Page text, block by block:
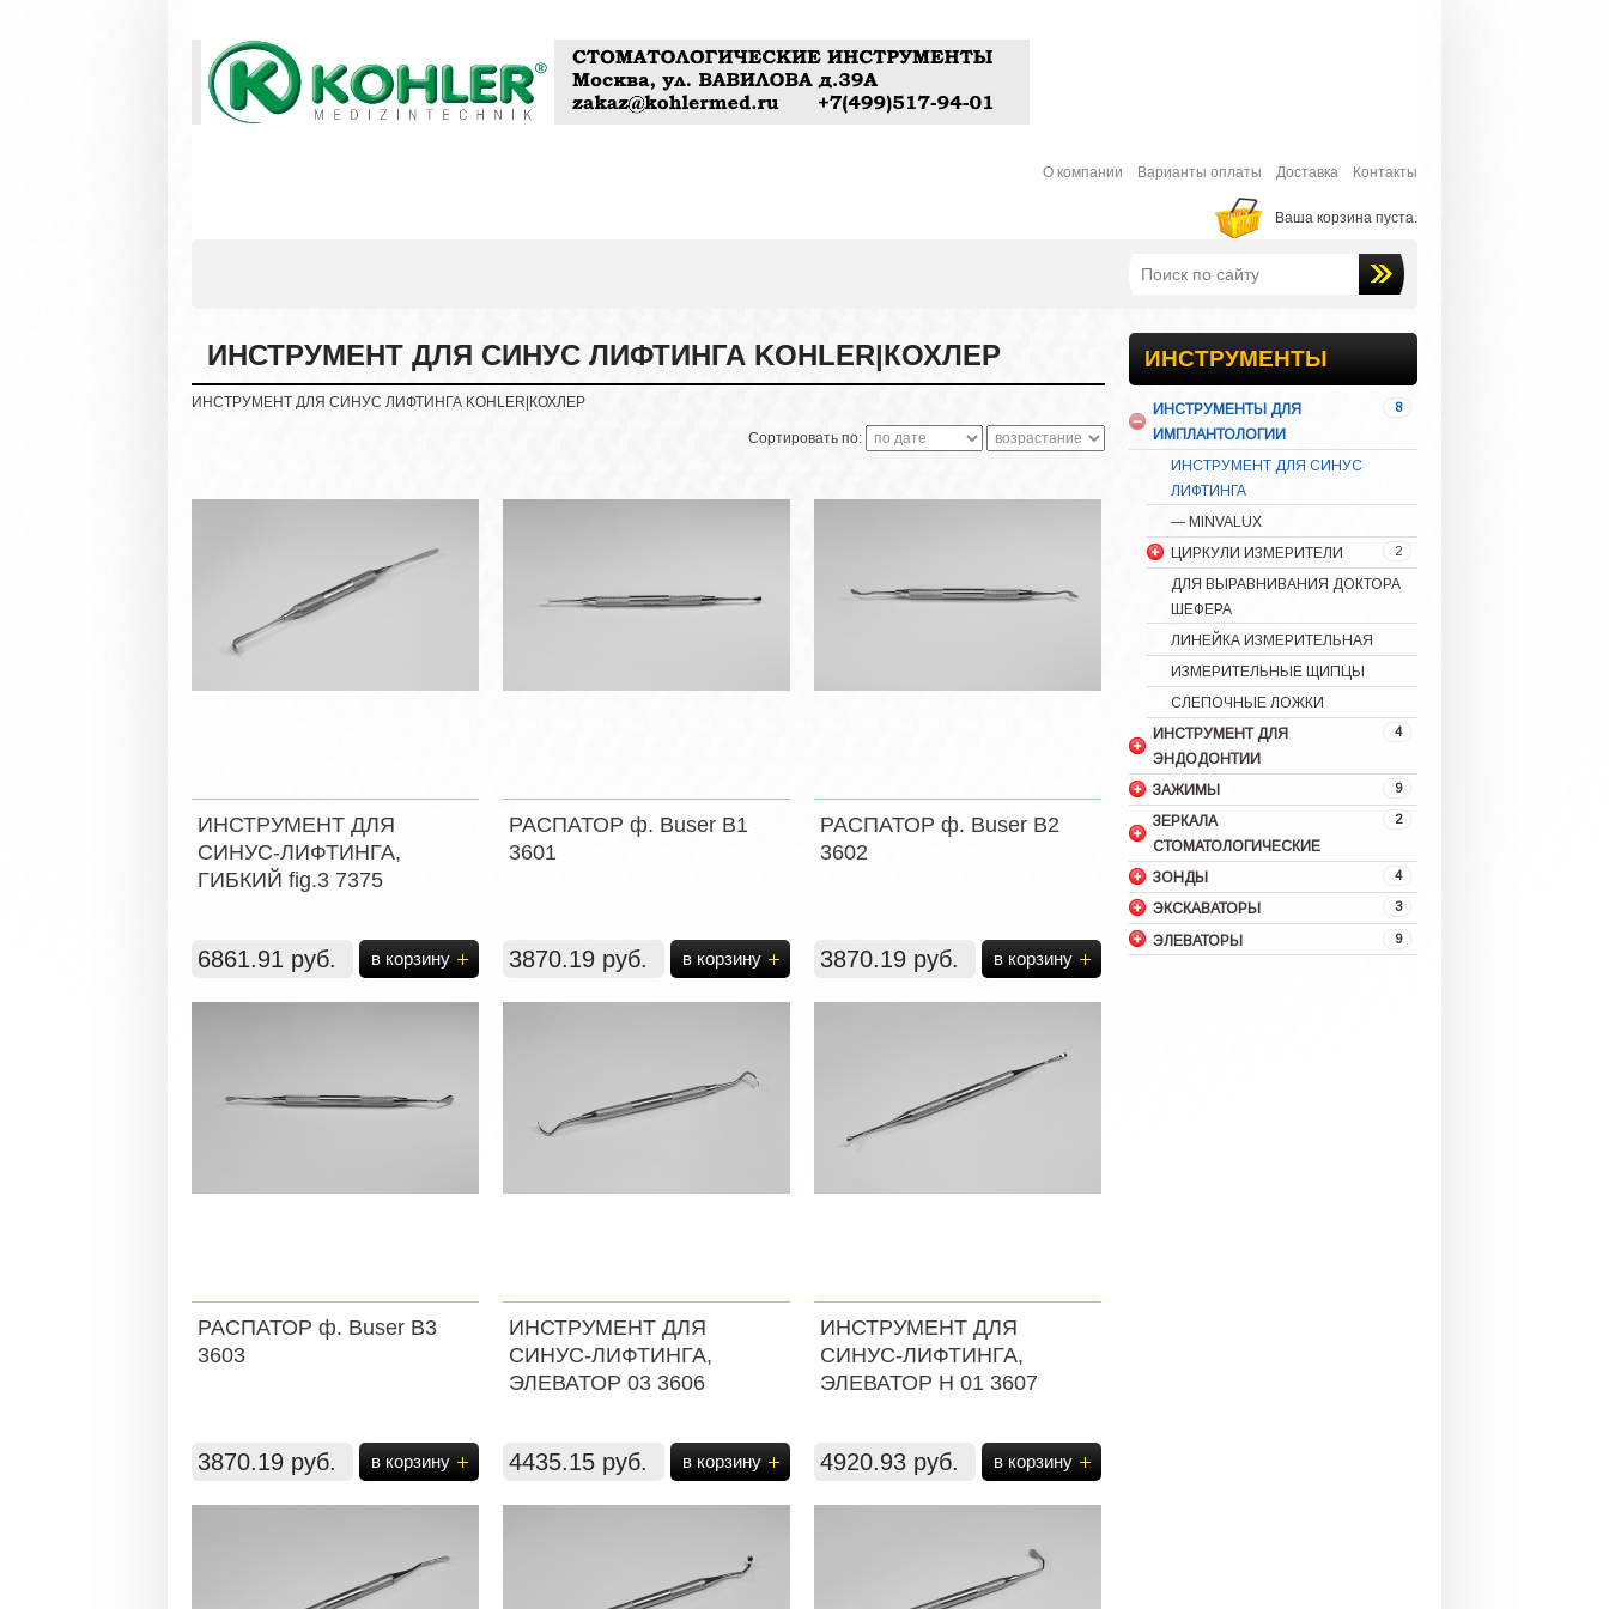
Контакты
Доставка
Варианты оплаты
О компании
Ваша корзина пуста.
ИНСТРУМЕНТЫ
ЩИПЦЫ
ИГЛОДЕРЖАТЕЛИ
ИНСТРУМЕНТ ДЛЯ
КОФФЕРДАМА
3
ИНСТРУМЕНТ ДЛЯ
8
ИНСТРУМЕНТЫ ДЛЯ
ИМПЛАНТОЛОГИИ
ИНСТРУМЕНТ ДЛЯ СИНУС
ЛИФТИНГА
— MINVALUX
2
ЦИРКУЛИ ИЗМЕРИТЕЛИ
ДЛЯ ВЫРАВНИВАНИЯ ДОКТОРА
ШЕФЕРА
ЛИНЕЙКА ИЗМЕРИТЕЛЬНАЯ
ИЗМЕРИТЕЛЬНЫЕ ЩИПЦЫ
СЛЕПОЧНЫЕ ЛОЖКИ
4
ИНСТРУМЕНТ ДЛЯ
ЭНДОДОНТИИ
9
ЗАЖИМЫ
2
ЗЕРКАЛА
СТОМАТОЛОГИЧЕСКИЕ
4
ЗОНДЫ
3
ЭКСКАВАТОРЫ
9
ЭЛЕВАТОРЫ
ИНСТРУМЕНТ ДЛЯ СИНУС ЛИФТИНГА KOHLER|КОХЛЕР
ИНСТРУМЕНТ ДЛЯ СИНУС ЛИФТИНГА KOHLER|КОХЛЕР
Сортировать по:
ИНСТРУМЕНТ ДЛЯ
СИНУС-ЛИФТИНГА,
ГИБКИЙ fig.3 7375
6861.91 руб. в корзину
РАСПАТОР ф. Buser B1
3601
3870.19 руб. в корзину
РАСПАТОР ф. Buser B2
3602
3870.19 руб. в корзину
РАСПАТОР ф. Buser B3
3603
3870.19 руб. в корзину
ИНСТРУМЕНТ ДЛЯ
СИНУС-ЛИФТИНГА,
ЭЛЕВАТОР 03 3606
4435.15 руб. в корзину
ИНСТРУМЕНТ ДЛЯ
СИНУС-ЛИФТИНГА,
ЭЛЕВАТОР H 01 3607
4920.93 руб. в корзину